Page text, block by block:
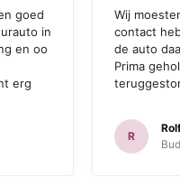
goed
in
en oo
erg
Wij moesten
contact
de auto
Prima
R
Rolf